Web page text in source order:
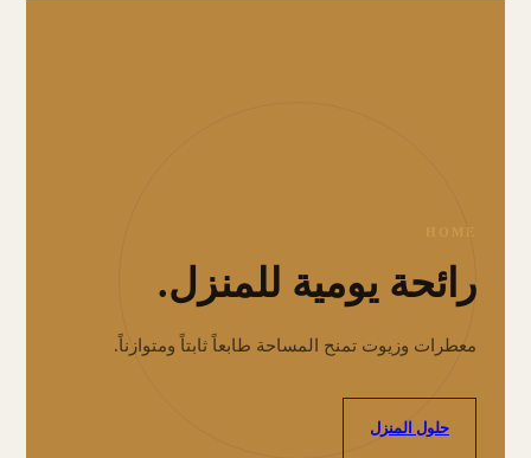
HOME
رائحة يومية للمنزل.
معطرات وزيوت تمنح المساحة طابعاً ثابتاً ومتوازناً.
حلول المنزل